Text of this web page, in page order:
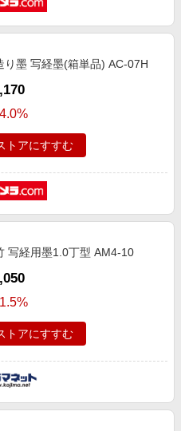
り墨 写経墨(箱単品) AC-07H
4.0%
トアにすすむ
写経用墨1.0丁型 AM4-10
1.5%
トアにすすむ